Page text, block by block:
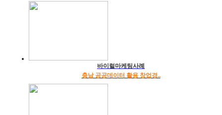
바이럴마케팅사례
충남 공공데이터 활용 창업경..